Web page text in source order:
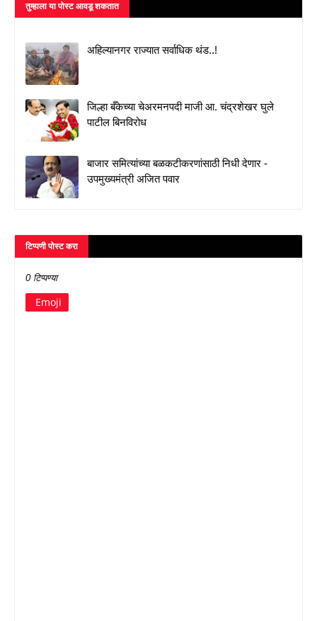
तुम्‍हाला या पोस्‍ट आवडू शकतात
अहिल्यानगर राज्यात सर्वाधिक थंड..!
जिल्हा बँकेच्या चेअरमनपदी माजी आ. चंद्रशेखर घुले
पाटील बिनविरोध
बाजार समित्यांच्या बळकटीकरणांसाठी निधी देणार -
उपमुख्यमंत्री अजित पवार
टिप्पणी पोस्ट करा
0 टिप्पण्या
Emoji